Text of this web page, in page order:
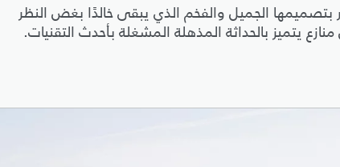
أكثر من 50 عامًا من التطوّر بتصميمها الجميل والفخم الذي يبقى خالدًا بغض النظر
يتميز بالحداثة المذهلة المشغلة بأحدث التقنيات.